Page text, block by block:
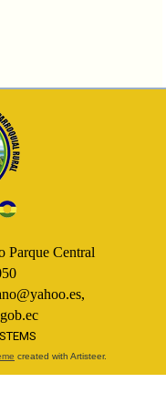
Parque Central
created with Artisteer.